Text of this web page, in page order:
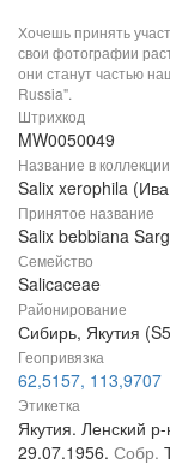
Хочешь принять
свои фотографии
они станут частью
Russia".
Штрихкод
MW0050049
Название в коллекции
Salix xerophila
Принятое название
Salix bebbiana
Семейство
Salicaceae
Районирование
Сибирь, Якутия
Геопривязка
62,5157, 113,9707
Этикетка
Якутия. Ленский
29.07.1956. Собр.